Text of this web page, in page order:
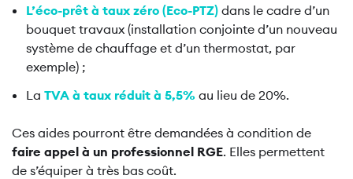
L’éco-prêt à taux zéro (Eco-PTZ) dans le cadre d’un
bouquet travaux (installation conjointe d’un nouveau
système de chauffage et d’un thermostat, par
exemple) ;
La TVA à taux réduit à 5,5% au lieu de 20%.
Ces aides pourront être demandées à condition de
faire appel à un professionnel RGE. Elles permettent
de s’équiper à très bas coût.